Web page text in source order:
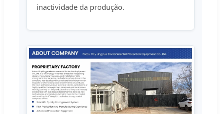
inactividade da produção.